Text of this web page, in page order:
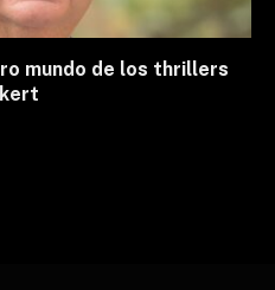
mundo de los thrillers